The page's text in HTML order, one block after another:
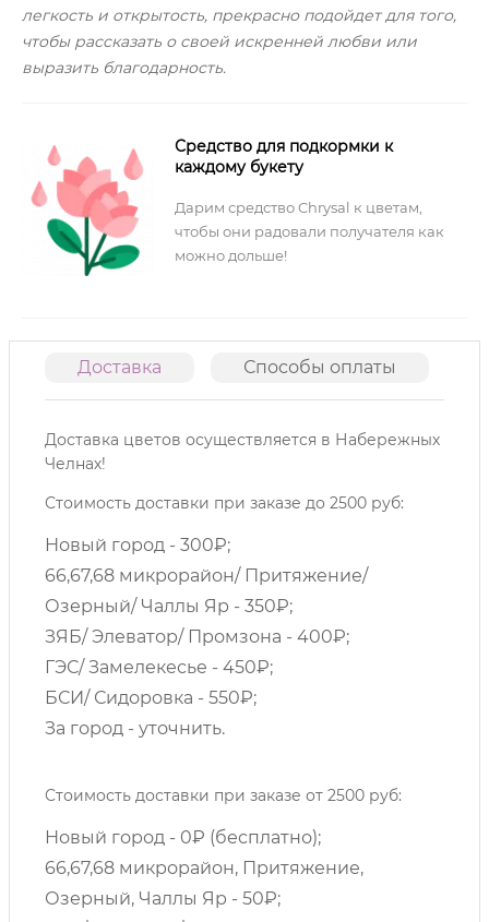
легкость и открытость, прекрасно подойдет для того,
чтобы рассказать о своей искренней любви или
выразить благодарность.
Средство для подкормки к
каждому букету
Дарим средство Chrysal к цветам,
чтобы они радовали получателя как
можно дольше!
Доставка Способы оплаты
Доставка цветов осуществляется в Набережных
Челнах!
Стоимость доставки при заказе до 2500 руб:
Новый город - 300₽;
66,67,68 микрорайон/ Притяжение/
Озерный/ Чаллы Яр - 350₽;
ЗЯБ/ Элеватор/ Промзона - 400₽;
ГЭС/ Замелекесье - 450₽;
БСИ/ Сидоровка - 550₽;
За город - уточнить.
Стоимость доставки при заказе от 2500 руб:
Новый город - 0₽ (бесплатно);
66,67,68 микрорайон, Притяжение,
Озерный, Чаллы Яр - 50₽;